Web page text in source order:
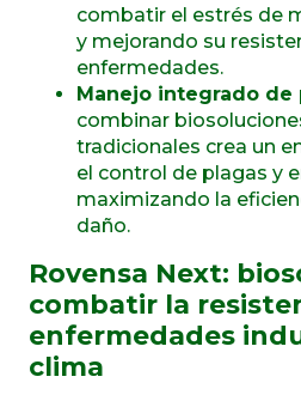
combatir el estrés de
y mejorando su
enfermedades.
Manejo integrado de
combinar
tradicionales crea un
el control de plagas y
maximizando la
daño.
Rovensa Next:
combatir la
enfermedades
clima